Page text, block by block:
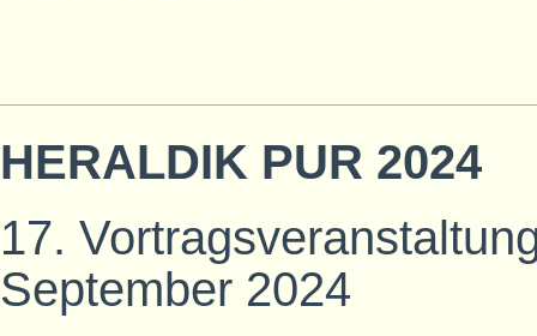
HERALDIK PUR 2024
17.
September 2024